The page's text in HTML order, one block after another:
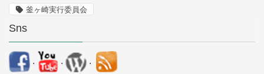
釜ヶ崎実行委員会
Sns
. . .